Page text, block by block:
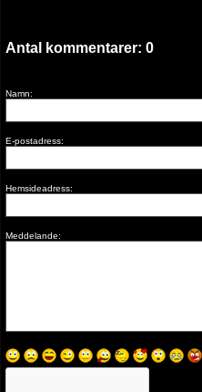
Antal kommentarer: 0
Namn:
E-postadress:
Hemsideadress:
Meddelande: